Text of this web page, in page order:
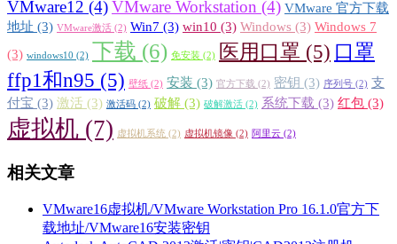
VMware12 (4)VMware Workstation (4) VMware 官方下载
地址 (3) VMware激活 (2) Win7 (3) win10 (3) Windows (3) Windows 7
(3) windows10 (2) 下载 (6) 免安装 (2) 医用口罩 (5) 口罩
ffp1和n95 (5) 壁纸 (2) 安装 (3) 官方下载 (2) 密钥 (3) 序列号 (2) 支
付宝 (3) 激活 (3) 激活码 (2) 破解 (3) 破解激活 (2) 系统下载 (3) 红包 (3)
虚拟机 (7) 虚拟机系统 (2) 虚拟机镜像 (2) 阿里云 (2)
相关文章
VMware16虚拟机/VMware Workstation Pro 16.1.0官方下
载地址/VMware16安装密钥